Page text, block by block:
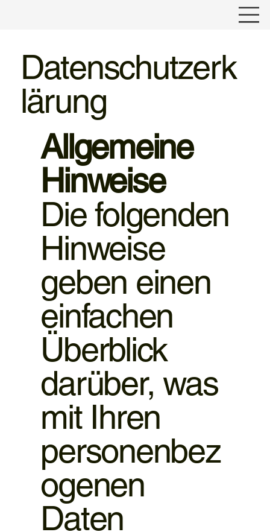
Datenschutzerk
lärung
Allgemeine
Hinweise
Die folgenden
Hinweise
geben einen
einfachen
Überblick
darüber, was
mit Ihren
personenbez
ogenen
Daten